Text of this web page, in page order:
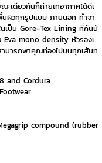
ะเดียวกันก็ถ่ายเทอากาศได้ดีเ
ผิวทุกรูปแบบ ภายนอก ทำจา
เป็น Gore-Tex Lining ที่กันน้
Eva mono density หัวรองเ
มารถพาคุณท่องไปบนทุกเส้นท
and Cordura
compound (rubber